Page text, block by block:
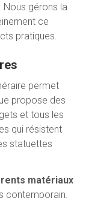
gérons la
ce
pratiques.
permet
propose des
et tous les
qui résistent
statuettes
matériaux
contemporain.